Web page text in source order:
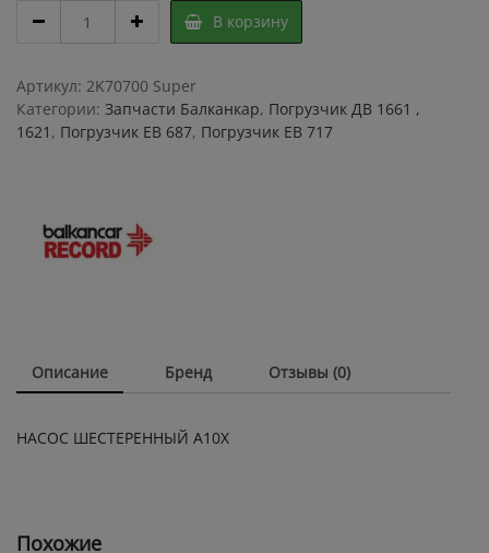
ШЕСТЕРЕННЫЙ
quantity
В корзину
Артикул: 2K70700 Super
Категории: Запчасти Балканкар, Погрузчик ДВ 1661 ,
1621 , Погрузчик ЕВ 687, Погрузчик ЕВ 717
Описание Бренд Отзывы (0)
НАСОС ШЕСТЕРЕННЫЙ А10Х
Похожие